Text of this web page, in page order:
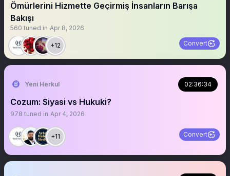
Ömürlerini Hizmette Geçirmiş İnsanların Barışa
Bakışı
560 tuned in Apr 8, 2026
+12 Convert
Yeni Herkul 02:36:34
Cozum: Siyasi vs Hukuki?
978 tuned in Apr 4, 2026
+11 Convert